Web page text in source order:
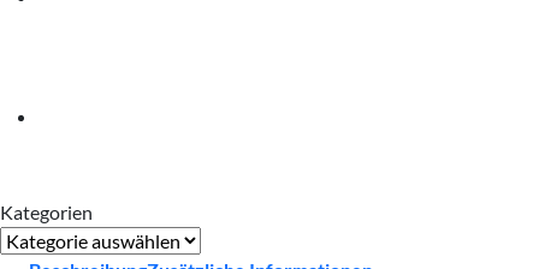
Kategorien
Kategorien